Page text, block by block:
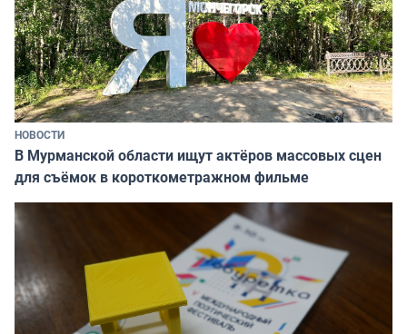
НОВОСТИ
В Мурманской области ищут актёров массовых сцен
для съёмок в короткометражном фильме